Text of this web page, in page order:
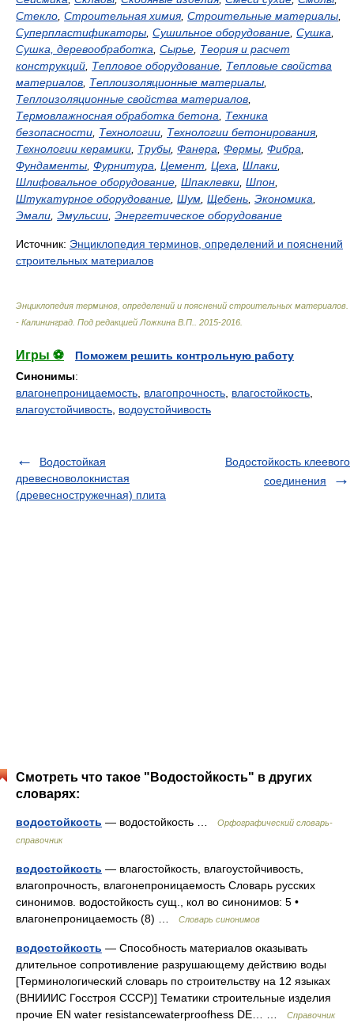
Стекло Строительная химия, Строительные материалы
Суперпластификаторы Сушильное оборудование Сушка
Сушка, деревообработка Сырье Теория и расчет
конструкций Тепловое оборудование Тепловые свойства
материалов Теплоизоляционные материалы
Теплоизоляционные свойства материалов
Термовлажносная обработка бетона
Техника
безопасности Технологии Технологии бетонирования,
Технологии керамики Трубы Фанера Фермы Фибра
Фундаменты Фурнитура Цемент Цеха Шлаки
Шлифовальное оборудование Шпаклевки Шпон
Штукатурное оборудование Шум Щебень Экономика
Эмали Эмульсии Энергетическое оборудование
Источник: Энциклопедия терминов, определений и пояснений
строительных материалов
Энциклопедия терминов, определений и пояснений строительных материалов.
- Калининград Под редакцией Ложкина В.П. 2015-2016
Игры ⚽
Поможем решить контрольную работу
Синонимы:
влагонепроницаемость влагопрочность влагостойкость
влагоустойчивость водоустойчивость
Водостойкая
древесноволокнистая
(древесностружечная) плита
Водостойкость клеевого
соединения
Смотреть что такое "Водостойкость" в других
словарях:
водостойкость — водостойкость …
Орфографический словарь-
справочник
водостойкость — влагостойкость, влагоустойчивость,
влагопрочность, влагонепроницаемость Словарь русских
синонимов. водостойкость сущ., кол во синонимов: 5 •
влагонепроницаемость (8) …
Словарь синонимов
водостойкость — Способность материалов оказывать
длительное сопротивление разрушающему действию воды
[Терминологический словарь по строительству на 12 языках
(ВНИИИС Госстроя СССР)] Тематики строительные изделия
прочие EN water resistancewaterproofhess DE… …
Справочник